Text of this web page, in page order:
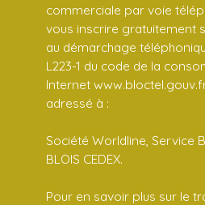
commerciale par voie
vous inscrire gratuitement
au démarchage
L223-1 du code de la
Internet
adressé à :
Société Worldline, Service
BLOIS CEDEX.
Pour en savoir plus sur le